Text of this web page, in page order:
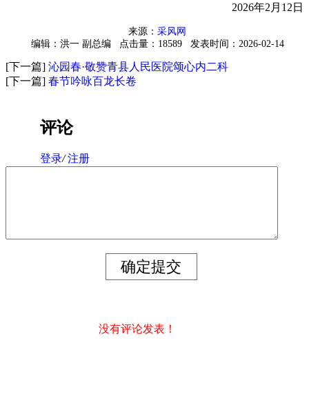
2026年2月12日
来源： 采风网
编辑：洪一 副总编
点击量：18589 发表时间：2026-02-14
[下一篇] 沁园春·敬赞青县人民医院颂心内二科
[下一篇] 春节吟咏百龙长卷
评论
登录/ 注册
没有评论发表！